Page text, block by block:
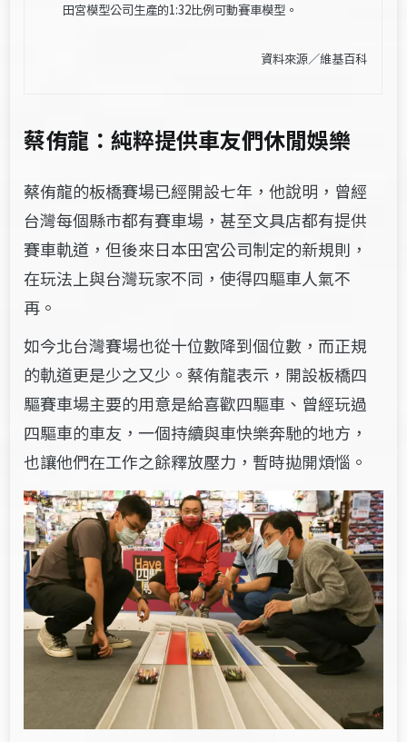
田宮模型公司生產的1:32比例可動賽車模型。
資料來源／維基百科
蔡侑龍：純粹提供車友們休閒娛樂
蔡侑龍的板橋賽場已經開設七年，他說明，曾經
台灣每個縣市都有賽車場，甚至文具店都有提供
賽車軌道，但後來日本田宮公司制定的新規則，
在玩法上與台灣玩家不同，使得四驅車人氣不
再。
如今北台灣賽場也從十位數降到個位數，而正規
的軌道更是少之又少。蔡侑龍表示，開設板橋四
驅賽車場主要的用意是給喜歡四驅車、曾經玩過
四驅車的車友，一個持續與車快樂奔馳的地方，
也讓他們在工作之餘釋放壓力，暫時拋開煩惱。